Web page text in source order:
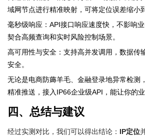
域网节点进行精准映射，可将定位误差缩小
毫秒级响应：API接口响应速度快，不影响
契合高频查询和实时风险控制场景。
高可用性与安全：支持高并发调用，数据传
安全。
无论是电商防薅羊毛、金融登录地异常检测
精准推送，接入IP66企业级API，能让你的业
四、总结与建议
经过实测对比，我们可以得出结论： IP定位